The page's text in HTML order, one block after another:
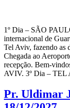
1º Dia – SÃO
internacional de
Tel Aviv, fazendo as
Chegada ao
recepção. Bem-
AVIV. 3º Dia –
Pr. Uldimar